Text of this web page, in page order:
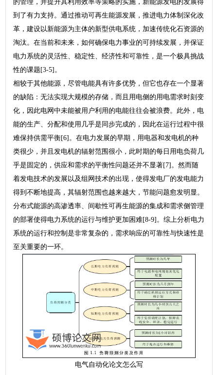
的管理，并提升其利用效率等策略的实施，新能源发电的发展得
到了有力支持。通过推动可再生能源发展，推进电力体制深化改
革，建设以新能源为主体的新型供电系统，加速传统化石资源的
淘汰。在当前和未来，如何确保电力事业的可持续发展，并保证
电力系统的灵活性、稳定性、经济性和可靠性，是一个极具挑战
性的课题[3-5]。
相较于其他能源，尽管电能具有许多优势，但它也存在一个显著
的缺陷：无法实现大规模的存储，而且用电侧的用电需求时刻变
化，因此电网中未能被用户利用的电能往往会被浪费。此外，电
能的生产、分配和使用几乎是同步完成的，因此在运行过程中很
难保持供需平衡[6]。在电力发展的早期，用电器和发电机的种
类很少，并且发电机的辐射范围很小，此时期的每日用电负荷几
乎是固定的，供应和需求的平衡性问题还并不显著[7]。然而随
着发电技术的发展以及组网技术的出现，使得发电厂的发电能力
得到不断地提高，其辐射范围也越来越大，节能问题愈发明显。
分布式能源的高渗透率、间歇性可再生能源的集成和需求侧管理
的部署使得电力系统的运行与维护更加困难[8-9]。综上分析电力
系统的运行和控制是非常复杂的，需求响应的可靠性与快速性是
至关重要的一环。
电气自动化论文怎么写